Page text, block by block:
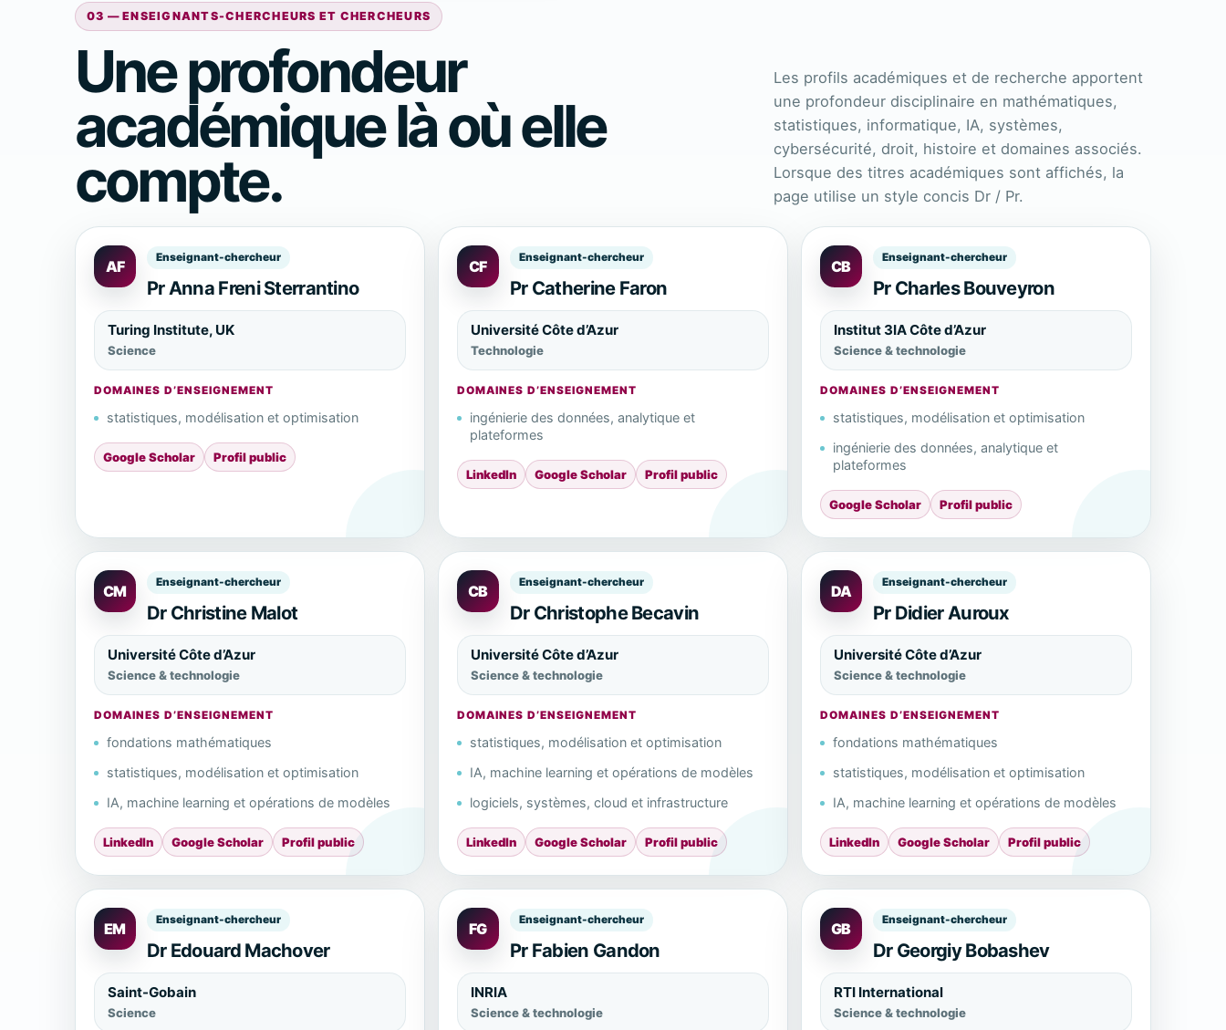
03 — ENSEIGNANTS-CHERCHEURS ET CHERCHEURS
Une profondeur
académique là où elle
compte.
Les profils académiques et de recherche apportent
une profondeur disciplinaire en mathématiques,
statistiques, informatique, IA, systèmes,
cybersécurité, droit, histoire et domaines associés.
Lorsque des titres académiques sont affichés, la
page utilise un style concis Dr / Pr.
AF Enseignant-chercheur
Pr Anna Freni Sterrantino
Turing Institute, UK
Science
DOMAINES D’ENSEIGNEMENT
statistiques, modélisation et optimisation
Google Scholar Profil public
CF Enseignant-chercheur
Pr Catherine Faron
Université Côte d’Azur
Technologie
DOMAINES D’ENSEIGNEMENT
ingénierie des données, analytique et
plateformes
LinkedIn Google Scholar Profil public
CB Enseignant-chercheur
Pr Charles Bouveyron
Institut 3IA Côte d’Azur
Science & technologie
DOMAINES D’ENSEIGNEMENT
statistiques, modélisation et optimisation
ingénierie des données, analytique et
plateformes
Google Scholar Profil public
CM Enseignant-chercheur
Dr Christine Malot
Université Côte d’Azur
Science & technologie
DOMAINES D’ENSEIGNEMENT
fondations mathématiques
statistiques, modélisation et optimisation
IA, machine learning et opérations de modèles
LinkedIn Google Scholar Profil public
CB Enseignant-chercheur
Dr Christophe Becavin
Université Côte d’Azur
Science & technologie
DOMAINES D’ENSEIGNEMENT
statistiques, modélisation et optimisation
IA, machine learning et opérations de modèles
logiciels, systèmes, cloud et infrastructure
LinkedIn Google Scholar Profil public
DA Enseignant-chercheur
Pr Didier Auroux
Université Côte d’Azur
Science & technologie
DOMAINES D’ENSEIGNEMENT
fondations mathématiques
statistiques, modélisation et optimisation
IA, machine learning et opérations de modèles
LinkedIn Google Scholar Profil public
EM Enseignant-chercheur
Dr Edouard Machover
Saint-Gobain
Science
FG Enseignant-chercheur
Pr Fabien Gandon
INRIA
Science & technologie
GB Enseignant-chercheur
Dr Georgiy Bobashev
RTI International
Science & technologie